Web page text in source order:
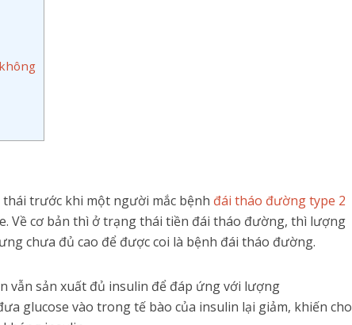
trước khi một người mắc bệnh đái tháo đường type 2
Về cơ bản thì ở trạng thái tiền đái tháo đường, thì lượng
chưa đủ cao để được coi là bệnh đái tháo đường.
vẫn sản xuất đủ insulin để đáp ứng với lượng
glucose vào trong tế bào của insulin lại giảm, khiến cho